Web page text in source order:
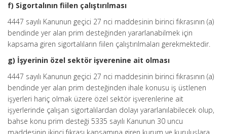
f) Sigortalının fiilen çalıştırılması
4447 sayılı Kanunun geçici 27 nci maddesinin birinci fıkrasının (a)
bendinde yer alan prim desteğinden yararlanabilmek için
kapsama giren sigortalıların fiilen çalıştırılmaları gerekmektedir.
g) İşyerinin özel sektör işverenine ait olması
4447 sayılı Kanunun geçici 27 nci maddesinin birinci fıkrasının (a)
bendinde yer alan prim desteğinden ihale konusu iş üstlenen
işyerleri hariç olmak üzere özel sektör işverenlerine ait
işyerlerinde çalışan sigortalılardan dolayı yararlanılabilecek olup,
bahse konu prim desteği 5335 sayılı Kanunun 30 uncu